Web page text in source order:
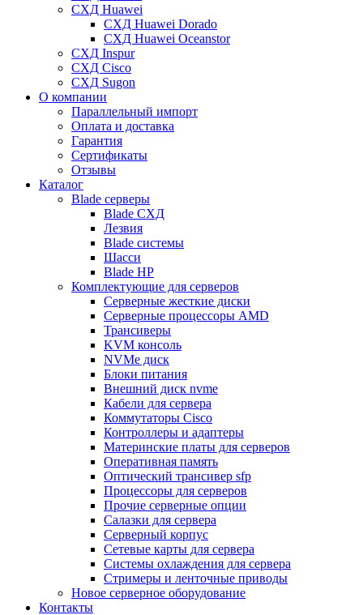
СХД Huawei
СХД Huawei Dorado
СХД Huawei Oceanstor
СХД Inspur
СХД Cisco
СХД Sugon
О компании
Параллельный импорт
Оплата и доставка
Гарантия
Сертификаты
Отзывы
Каталог
Blade серверы
Blade СХД
Лезвия
Blade системы
Шасси
Blade HP
Комплектующие для серверов
Серверные жесткие диски
Серверные процессоры AMD
Трансиверы
KVM консоль
NVMe диск
Блоки питания
Внешний диск nvme
Кабели для сервера
Коммутаторы Cisco
Контроллеры и адаптеры
Материнские платы для серверов
Оперативная память
Оптический трансивер sfp
Процессоры для серверов
Прочие серверные опции
Салазки для сервера
Серверный корпус
Сетевые карты для сервера
Системы охлаждения для сервера
Стримеры и ленточные приводы
Новое серверное оборудование
Контакты